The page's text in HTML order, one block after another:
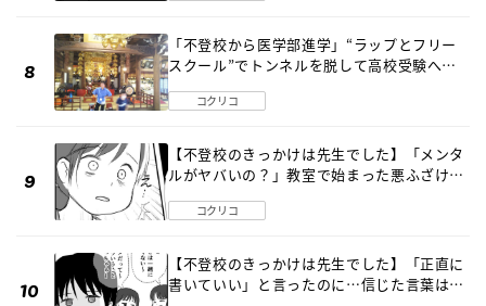
「不登校から医学部進学」“ラップとフリー
スクール”でトンネルを脱して高校受験へ
コクリコ
【不登校のきっかけは先生でした】「メンタ
ルがヤバいの？」教室で始まった悪ふざけ
コクリコ
【不登校のきっかけは先生でした】「正直に
書いていい」と言ったのに…信じた言葉は噓